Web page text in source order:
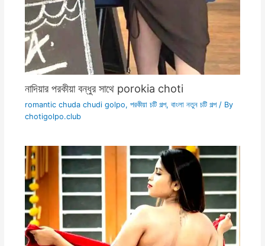
নাদিয়ার পরকীয়া বন্ধুর সাথে porokia choti
romantic chuda chudi golpo, পরকীয়া চটি গল্প, বাংলা নতুন চটি গল্প/ By
chotigolpo.club